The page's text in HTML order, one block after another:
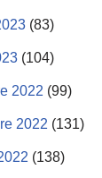
(83)
(104)
2022 (99)
2022 (131)
(138)